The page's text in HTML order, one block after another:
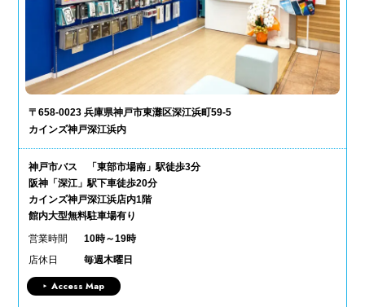
〒658-0023 兵庫県神戸市東灘区深江浜町59-5
カインズ神戸深江浜内
神戸市バス 「東部市場南」駅徒歩3分
阪神「深江」駅下車徒歩20分
カインズ神戸深江浜店内1階
館内大型無料駐車場有り
営業時間
10時～19時
店休日
毎週木曜日
Access Map